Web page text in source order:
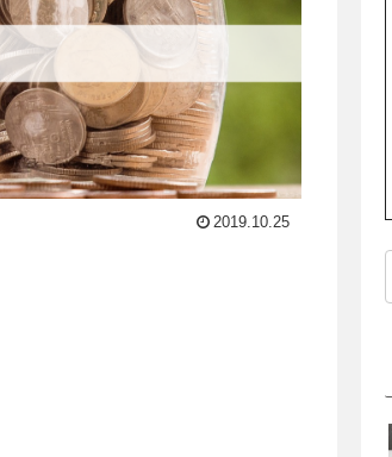
2019.10.25